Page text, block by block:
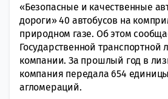
«Безопасные и качественные
дороги» 40 автобусов на
природном газе. Об этом
Государственной транспортной
компании. За прошлый год в
компания передала 654
агломераций.